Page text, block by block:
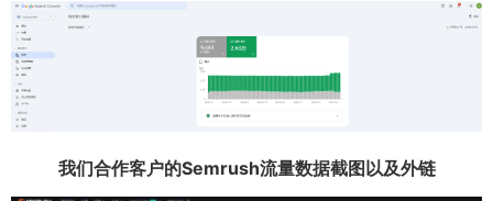
我们合作客户的Semrush流量数据截图以及外链